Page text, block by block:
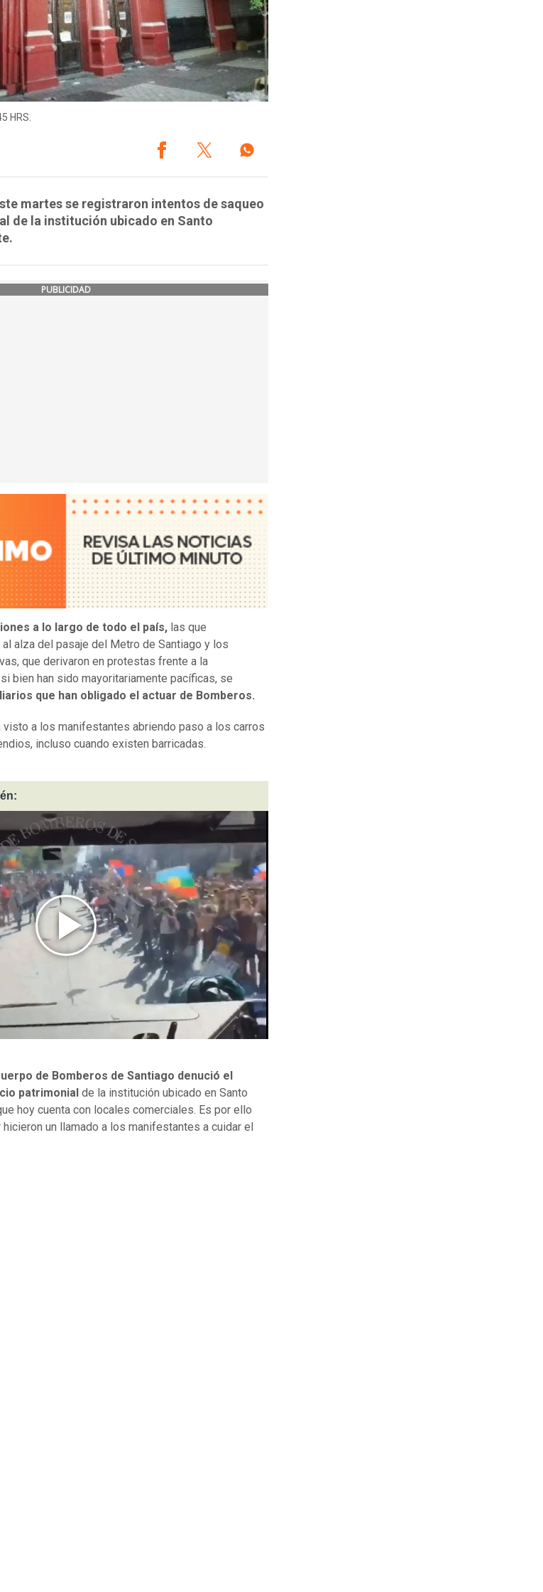
HRS.
martes se registraron intentos de saqueo
de la institución ubicado en Santo
PUBLICIDAD
a lo largo de todo el país, las que
alza del pasaje del Metro de Santiago y los
que derivaron en protestas frente a la
bien han sido mayoritariamente pacíficas, se
que han obligado el actuar de Bomberos.
visto a los manifestantes abriendo paso a los carros
incluso cuando existen barricadas.
de Bomberos de Santiago denució el
patrimonial de la institución ubicado en Santo
hoy cuenta con locales comerciales. Es por ello
un llamado a los manifestantes a cuidar el